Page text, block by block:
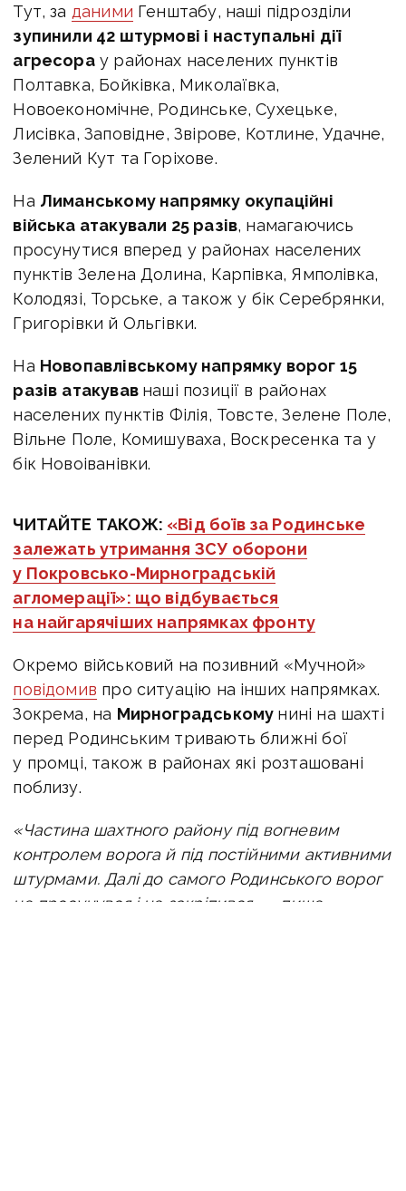
Тут, за даними Генштабу, наші підрозділи
зупинили 42 штурмові і наступальні дії
агресорау районах населених пунктів
Полтавка, Бойківка, Миколаївка,
Новоекономічне, Родинське, Сухецьке,
Лисівка, Заповідне, Звірове, Котлине, Удачне,
Зелений Кут та Горіхове.
На Лиманському напрямку окупаційні
війська атакували 25 разів, намагаючись
просунутися вперед у районах населених
пунктів Зелена Долина, Карпівка, Ямполівка,
Колодязі, Торське, а також у бік Серебрянки,
Григорівки й Ольгівки.
На Новопавлівському напрямку ворог 15
разів атакував наші позиції в районах
населених пунктів Філія, Товсте, Зелене Поле,
Вільне Поле, Комишуваха, Воскресенка та у
бік Новоіванівки.
ЧИТАЙТЕ ТАКОЖ: «Від боїв за Родинське
залежать утримання ЗСУ оборони
у Покровсько-Мирноградській
агломерації»: що відбувається
на найгарячіших напрямках фронту
Окремо військовий на позивний «Мучной»
повідомив про ситуацію на інших напрямках.
Зокрема, на Мирноградському нині на шахті
перед Родинським тривають ближні бої
у промці, також в районах які розташовані
поблизу.
«Частина шахтного району під вогневим
контролем ворога й під постійними активними
штурмами. Далі до самого Родинського ворог
не просунувся і не закріпився, — пише